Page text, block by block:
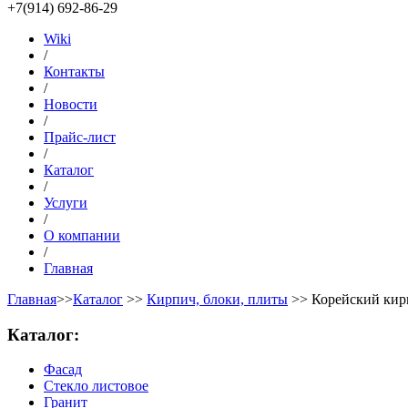
+7(914) 692-86-29
Wiki
/
Контакты
/
Новости
/
Прайс-лист
/
Каталог
/
Услуги
/
О компании
/
Главная
Главная>>Каталог >> Кирпич, блоки, плиты >> Корейский
Каталог:
Фасад
Стекло листовое
Гранит